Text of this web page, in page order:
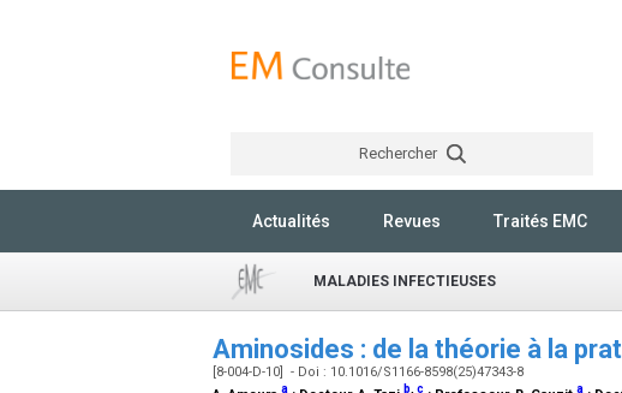
Rechercher
Actualités Revues Traités EMC
MALADIES INFECTIEUSES
Aminosides : de la théorie à la
[8-004-D-10] - Doi : 10.1016/S1166-8598(25)47343-8
a b,c a